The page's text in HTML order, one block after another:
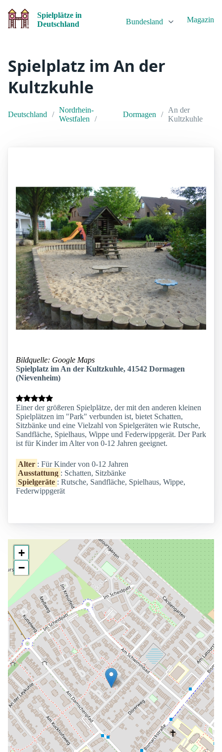
Spielplätze in
Deutschland
Bundesland Magazin
Spielplatz im An der
Kultzkuhle
Deutschland
Nordrhein-
Westfalen
Dormagen
An der
Kultzkuhle
Bildquelle: Google Maps
Spielplatz im An der Kultzkuhle, 41542 Dormagen
(Nievenheim)
Einer der größeren Spielplätze, der mit den anderen kleinen
Spielplätzen im "Park" verbunden ist, bietet Schatten,
Sitzbänke und eine Vielzahl von Spielgeräten wie Rutsche,
Sandfläche, Spielhaus, Wippe und Federwippgerät. Der Park
ist für Kinder im Alter von 0-12 Jahren geeignet.
Alter : Für Kinder von 0-12 Jahren
Ausstattung : Schatten, Sitzbänke
Spielgeräte : Rutsche, Sandfläche, Spielhaus, Wippe,
Federwippgerät
+
−